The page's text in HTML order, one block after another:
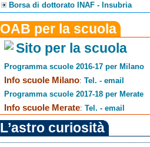
Borsa di dottorato INAF - Insubria
OAB per la scuola
Sito per la scuola
Programma scuole 2016-17 per Milano
Info scuole Milano:Tel. - email
Programma scuole 2017-18 per Merate
Info scuole Merate:Tel. - email
L’astro curiosità